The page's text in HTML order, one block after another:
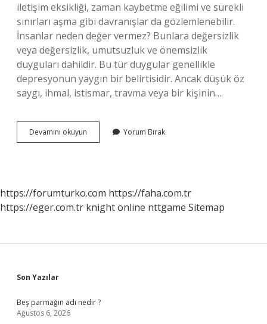
iletişim eksikliği, zaman kaybetme eğilimi ve sürekli
sınırları aşma gibi davranışlar da gözlemlenebilir.
İnsanlar neden değer vermez? Bunlara değersizlik
veya değersizlik, umutsuzluk ve önemsizlik
duyguları dahildir. Bu tür duygular genellikle
depresyonun yaygın bir belirtisidir. Ancak düşük öz
saygı, ihmal, istismar, travma veya bir kişinin…
Devamını okuyun
Vermeyen
Yorum Bırak
https://forumturko.com https://faha.com.tr
https://eger.com.tr knight online nttgame Sitemap
Sidebar
Son Yazılar
Beş parmağın adı nedir ?
Ağustos 6, 2026